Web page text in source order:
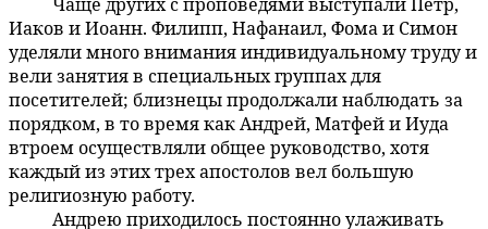
Иаков и Иоанн. Филипп, Нафанаил, Фома и Симон
уделяли много внимания индивидуальному труду и
вели занятия в специальных группах для
посетителей; близнецы продолжали наблюдать за
порядком, в то время как Андрей, Матфей и Иуда
втроем осуществляли общее руководство, хотя
каждый из этих трех апостолов вел большую
религиозную работу.
Андрею приходилось постоянно улаживать